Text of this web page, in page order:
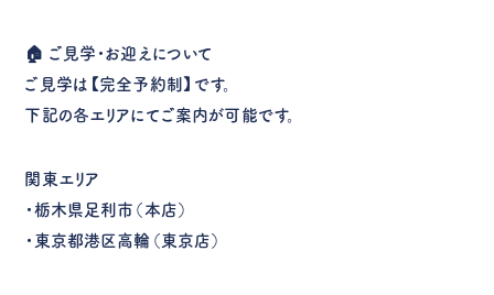
🏠 ご見学・お迎えについて
ご見学は【完全予約制】です。
下記の各エリアにてご案内が可能です。
関東エリア
・栃木県足利市（本店）
・東京都港区高輪（東京店）